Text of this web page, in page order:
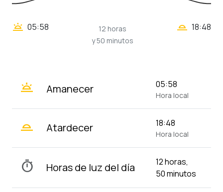
wb_twilight 05:58
12 horas
y 50 minutos
wb_twilight_2 18:48
wb_twilight Amanecer 05:58
Hora local
wb_twilight_2 Atardecer 18:48
Hora local
timer Horas de luz del día
12 horas,
50 minutos